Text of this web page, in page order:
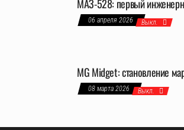
МАЗ-528: первый
06 апреля 2026 Выкл.
MG Midget: становление
08 марта 2026 Выкл.